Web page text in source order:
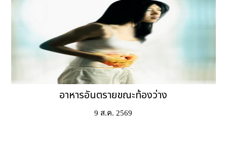
อาหารอันตรายขณะท้องว่าง
9 ส.ค. 2569